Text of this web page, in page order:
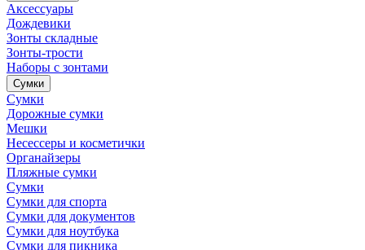
Аксессуары
Дождевики
Зонты складные
Зонты-трости
Наборы с зонтами
Сумки
Сумки
Дорожные сумки
Мешки
Несессеры и косметички
Органайзеры
Пляжные сумки
Сумки
Сумки для спорта
Сумки для документов
Сумки для ноутбука
Сумки для пикника